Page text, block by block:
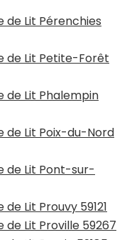
de Lit Pérenchies
de Lit Petite-Forêt
de Lit Phalempin
de Lit Poix-du-Nord
de Lit Pont-sur-
Lit Prouvy 59121
Lit Proville 59267